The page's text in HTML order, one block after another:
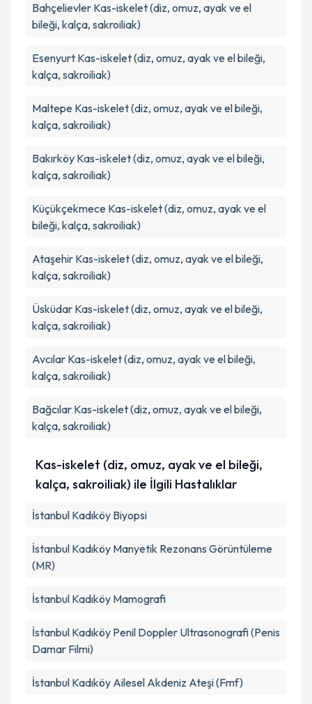
Bahçelievler Kas-iskelet (diz, omuz, ayak ve el
bileği, kalça, sakroiliak)
Esenyurt Kas-iskelet (diz, omuz, ayak ve el bileği,
kalça, sakroiliak)
Maltepe Kas-iskelet (diz, omuz, ayak ve el bileği,
kalça, sakroiliak)
Bakırköy Kas-iskelet (diz, omuz, ayak ve el bileği,
kalça, sakroiliak)
Küçükçekmece Kas-iskelet (diz, omuz, ayak ve el
bileği, kalça, sakroiliak)
Ataşehir Kas-iskelet (diz, omuz, ayak ve el bileği,
kalça, sakroiliak)
Üsküdar Kas-iskelet (diz, omuz, ayak ve el bileği,
kalça, sakroiliak)
Avcılar Kas-iskelet (diz, omuz, ayak ve el bileği,
kalça, sakroiliak)
Bağcılar Kas-iskelet (diz, omuz, ayak ve el bileği,
kalça, sakroiliak)
Kas-iskelet (diz, omuz, ayak ve el bileği,
kalça, sakroiliak) ile İlgili Hastalıklar
İstanbul Kadıköy Biyopsi
İstanbul Kadıköy Manyetik Rezonans Görüntüleme
(MR)
İstanbul Kadıköy Mamografi
İstanbul Kadıköy Penil Doppler Ultrasonografi (Penis
Damar Filmi)
İstanbul Kadıköy Ailesel Akdeniz Ateşi (Fmf)